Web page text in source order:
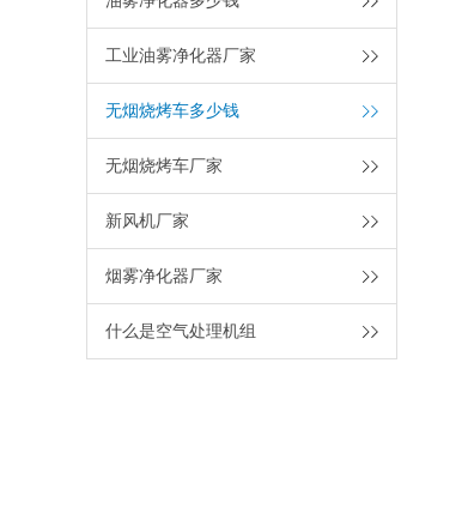
工业油雾净化器厂家
无烟烧烤车多少钱
无烟烧烤车厂家
新风机厂家
烟雾净化器厂家
什么是空气处理机组